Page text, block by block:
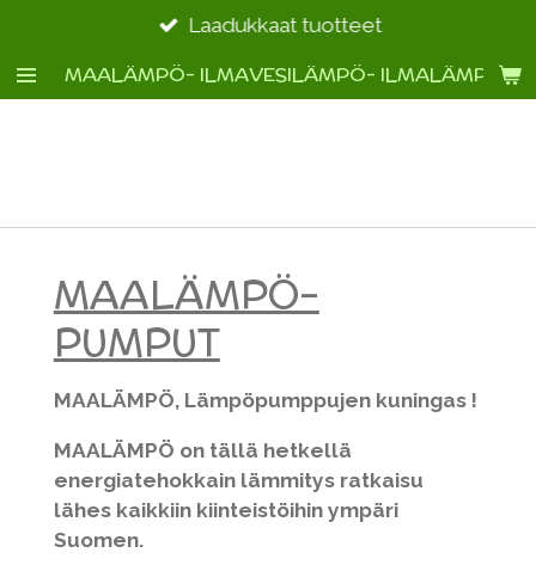
MAALÄMPÖ- ILMAVESILÄMPÖ- ILMALÄMPÖ-
Laadukkaat tuotteet
MAALÄMPÖ-
PUMPUT
MAALÄMPÖ, Lämpöpumppujen kuningas !
MAALÄMPÖ on tällä hetkellä
energiatehokkain lämmitys ratkaisu
lähes kaikkiin kiinteistöihin ympäri
Suomen.